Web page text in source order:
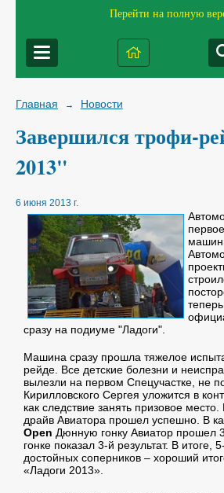
Перейти на полную
Главная → Новости
Завершился трофи-
2013"
6 июня 2013 г.
сразу на подиуме "Ладоги".
Машина сразу прошла тяжелое
рейде. Все детские болезни и
вылезли на первом Спецучастке, не
Кирилловского Сергея уложится в
как следствие занять призовое
драйв Авиатора прошел успешно. В
Open Дюнную гонку Авиатор прошел
гонке показал 3-й результат. В итоге,
достойных соперников – хороший
«Ладоги 2013».